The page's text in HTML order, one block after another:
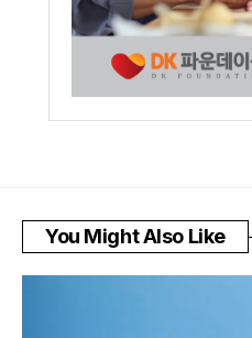
You Might Also Like